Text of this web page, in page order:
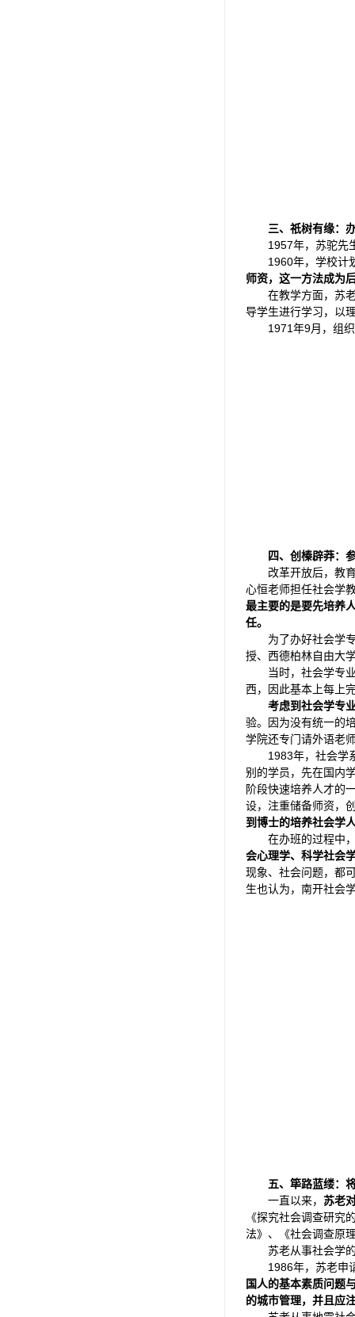
三、祇树有缘：
1957年，苏驼先
1960年，学校计
师资，这一方法成为
在教学方面，苏
导学生进行学习，以
1971年9月，组
四、创榛辟莽：
改革开放后，教
心恒老师担任社会学
最主要的是要先培养
任。
为了办好社会学
授、西德柏林自由大
当时，社会学专
西，因此基本上每上
考虑到社会学专
验。因为没有统一的
学院还专门请外语老
1983年，社会学
别的学员，先在国内
阶段快速培养人才的
设，注重储备师资，
到博士的培养社会学
在办班的过程中
会心理学、科学社会
现象、社会问题，都
生也认为，南开社会
五、筚路蓝缕：
一直以来， 苏老
《探究社会调查研究
法》、《社会调查原
苏老从事社会学
1986年，苏老申
国人的基本素质问题
的城市管理，并且应